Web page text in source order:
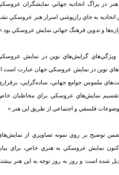
بزرگان اين هنر در پراگ اتحاديه جهاني نمايشگران عروسكي
به جاي رازپوشي اسرار هنر عروسكي نشر
و تدوين فرهنگ جهاني نمايش عروسكي بود.»
گرايش‌هاي نوين در نمايش عروسكي
نوين در نمايش عروسكي جهان عبارت است از
ملموس جوامع جهاني، ساده‌گرايي، برقراري
نمايش‌هاي عروسكي براي مخاطبان خاص
فلسفي و اجتماعي از طريق اين هنر.»
توضيح بر روي نمونه تصاويري از نمايش‌هاي
نمايش عروسكي به هنري خاص، براي بيان
است و روز به روز توجه به اين هنر بيشتر